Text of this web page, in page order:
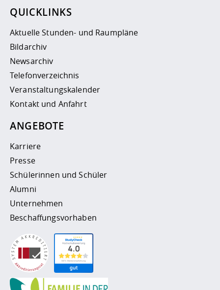
QUICKLINKS
Aktuelle Stunden- und Raumpläne
Bildarchiv
Newsarchiv
Telefonverzeichnis
Veranstaltungskalender
Kontakt und Anfahrt
ANGEBOTE
Karriere
Presse
Schülerinnen und Schüler
Alumni
Unternehmen
Beschaffungsvorhaben